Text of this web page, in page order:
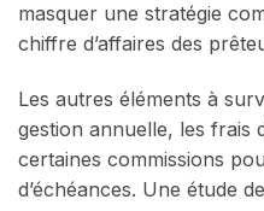
masquer une stratégie
chiffre d’affaires des
Les autres éléments à
gestion annuelle, les frais
certaines commissions
d’échéances. Une étude